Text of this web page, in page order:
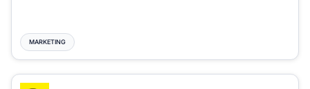
MARKETING